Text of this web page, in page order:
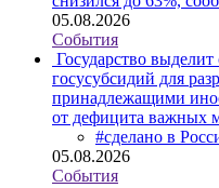
05.08.2026
События
Государство
госусубсидий для
принадлежащими
от дефицита важных
#сделано в
05.08.2026
События